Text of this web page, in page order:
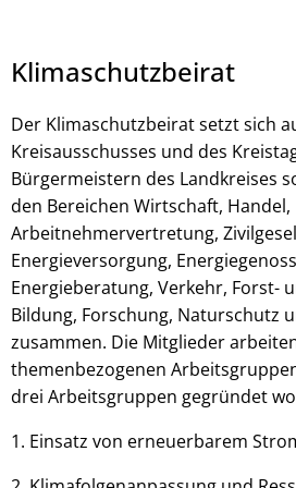
Klimaschutzbeirat
Der Klimaschutzbeirat setzt sich
Kreisausschusses und des
Bürgermeistern des Landkreises
den Bereichen Wirtschaft, Handel,
Arbeitnehmervertretung,
Energieversorgung,
Energieberatung, Verkehr, Forst-
Bildung, Forschung, Naturschutz
zusammen. Die Mitglieder
themenbezogenen
drei Arbeitsgruppen gegründet
1. Einsatz von erneuerbarem